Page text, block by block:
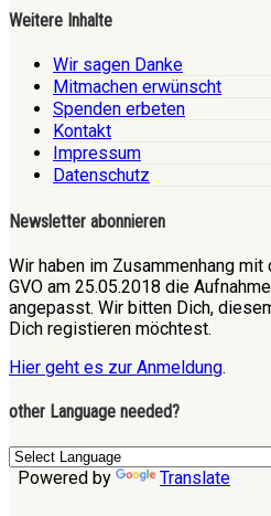
Weitere Inhalte
Wir sagen Danke
Mitmachen erwünscht
Spenden erbeten
Kontakt
Impressum
Datenschutz
Newsletter abonnieren
Wir haben im Zusammenhang
GVO am 25.05.2018 die
angepasst. Wir bitten Dich,
Dich registieren möchtest.
Hier geht es zur Anmeldung.
other Language needed?
Powered by Translate